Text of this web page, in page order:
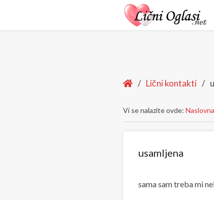
Home
/ Lični kontakti /
Vi se nalazite ovde: Naslovna
usamljena
sama sam treba mi